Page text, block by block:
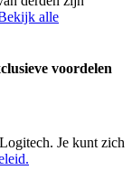
alle
voordelen
Je kunt zich